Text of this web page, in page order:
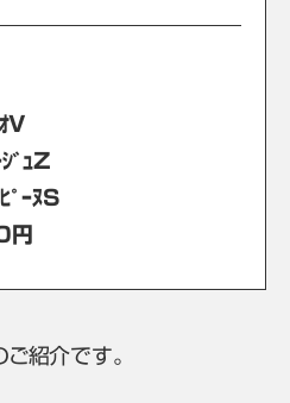
V
ｼﾞｭZ
ﾋﾟｰﾇS
紹介です。